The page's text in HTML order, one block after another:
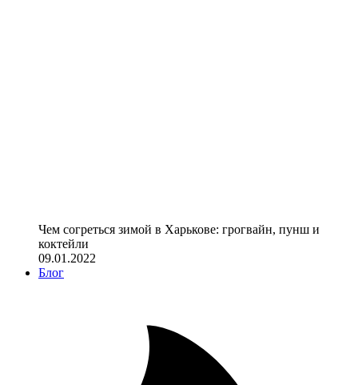
Чем согреться зимой в Харькове: грогвайн, пунш и
коктейли
09.01.2022
Блог